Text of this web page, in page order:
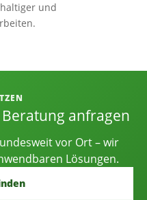
und
und
anfragen
vor Ort – wir
Lösungen.